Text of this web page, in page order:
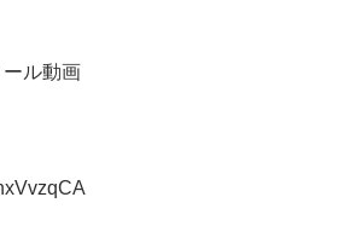
ル動画